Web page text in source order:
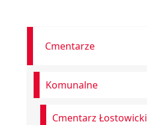
Cmentarze
Komunalne
Cmentarz Łostowicki